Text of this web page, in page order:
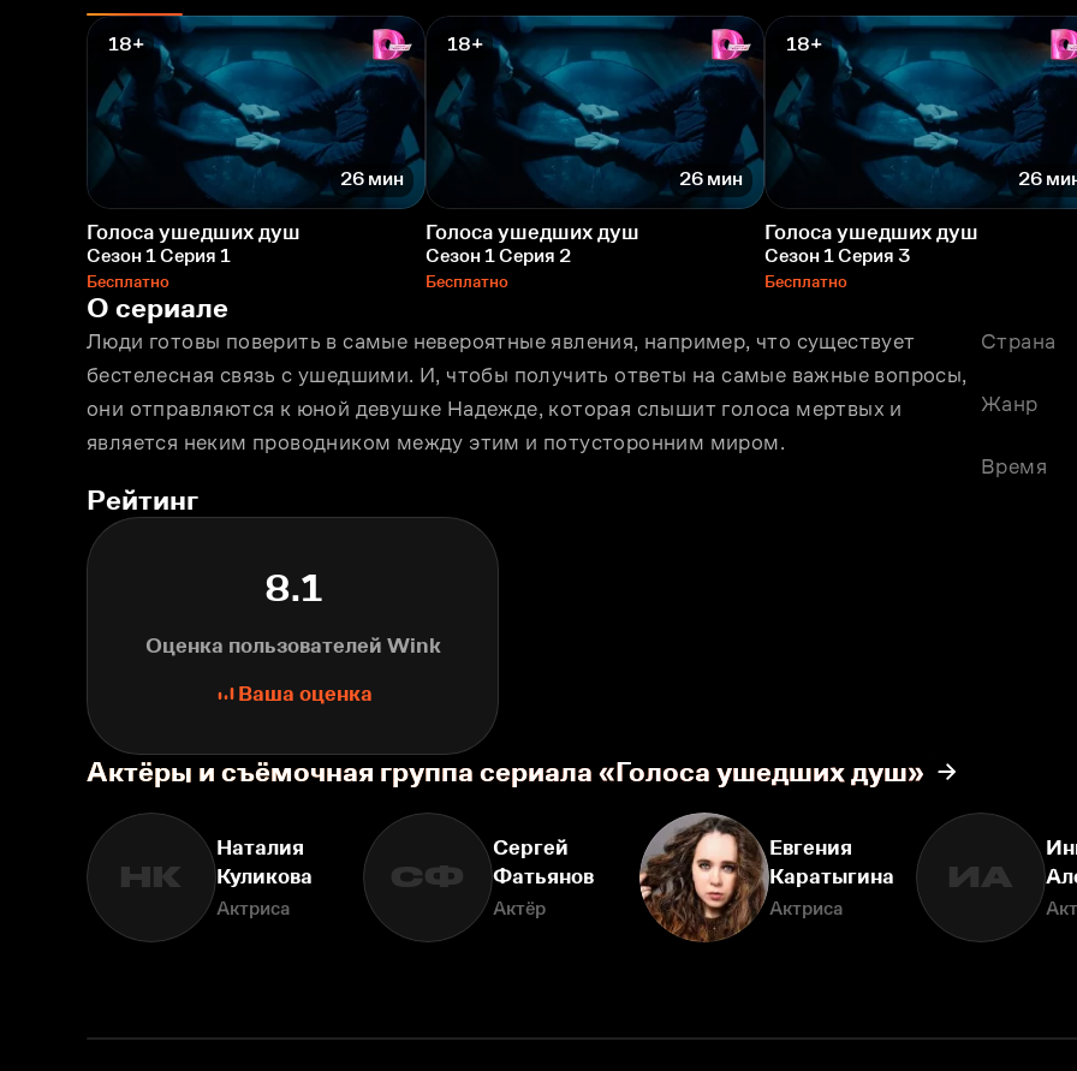
18+
26 мин
Голоса ушедших душ
Сезон 1 Серия 1
Бесплатно
18+
26 мин
Голоса ушедших душ
Сезон 1 Серия 2
Бесплатно
18+
26
Голоса ушедших душ
Сезон 1 Серия 3
Бесплатно
О сериале
Люди готовы поверить в самые невероятные явления, например, что существует
бестелесная связь с ушедшими. И, чтобы получить ответы на самые важные вопросы,
они отправляются к юной девушке Надежде, которая слышит голоса мертвых и
является неким проводником между этим и потусторонним миром.
Страна
Жанр
Время
Рейтинг
8.1
Оценка пользователей Wink
Ваша оценка
Актёры и съёмочная группа сериала «Голоса ушедших душ»
НК
Наталия
Куликова
Актриса
СФ
Сергей
Фатьянов
Актёр
Евгения
Каратыгина
Актриса
ИА